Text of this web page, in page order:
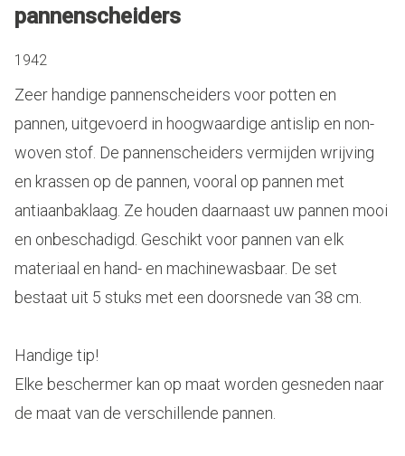
pannenscheiders
1942
Zeer handige pannenscheiders voor potten en
pannen, uitgevoerd in hoogwaardige antislip en non-
woven stof. De pannenscheiders vermijden wrijving
en krassen op de pannen, vooral op pannen met
antiaanbaklaag. Ze houden daarnaast uw pannen mooi
en onbeschadigd. Geschikt voor pannen van elk
materiaal en hand- en machinewasbaar. De set
bestaat uit 5 stuks met een doorsnede van 38 cm.
Handige tip!
Elke beschermer kan op maat worden gesneden naar
de maat van de verschillende pannen.